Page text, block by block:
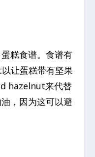
糕食谱。食谱有
让蛋糕带有坚果
hazelnut来代替
，因为这可以避